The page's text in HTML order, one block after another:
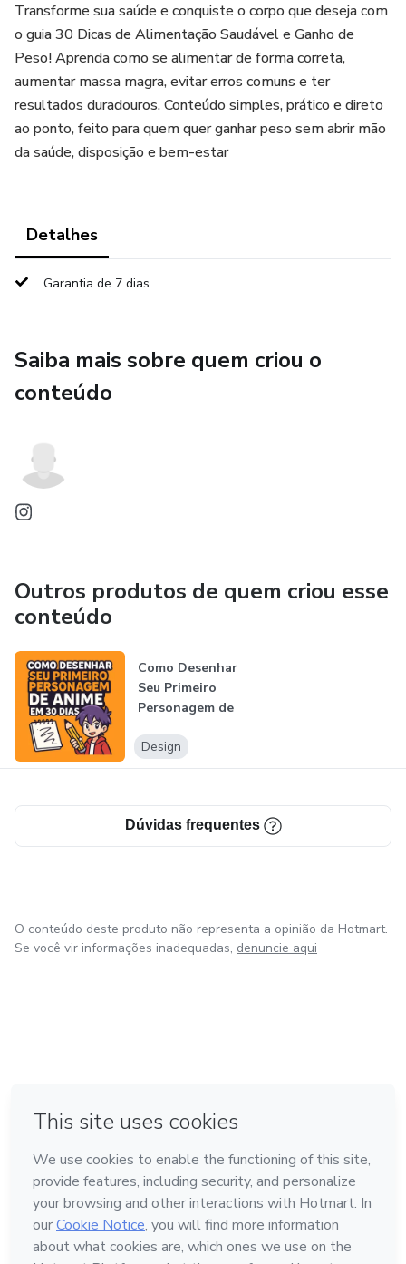
Transforme sua saúde e conquiste o corpo que deseja com
o guia 30 Dicas de Alimentação Saudável e Ganho de
Peso! Aprenda como se alimentar de forma correta,
aumentar massa magra, evitar erros comuns e ter
resultados duradouros. Conteúdo simples, prático e direto
ao ponto, feito para quem quer ganhar peso sem abrir mão
da saúde, disposição e bem-estar
Detalhes
Garantia de 7 dias
Saiba mais sobre quem criou o
conteúdo
Outros produtos de quem criou esse
conteúdo
Como Desenhar
Seu Primeiro
Personagem de
Design
Dúvidas frequentes
O conteúdo deste produto não representa a opinião da Hotmart.
Se você vir informações inadequadas, denuncie aqui
Feito com ❤ na Cidade do México
Conheça a Hotmart